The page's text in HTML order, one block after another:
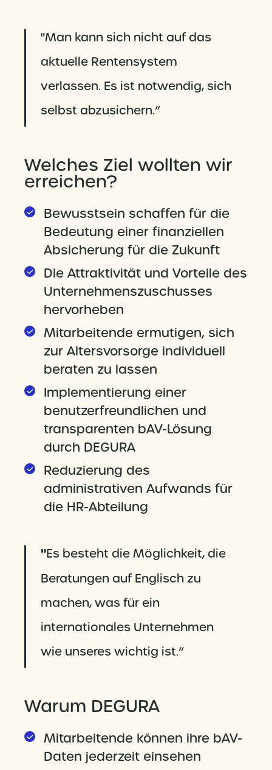
"Man kann sich nicht auf das
aktuelle Rentensystem
verlassen. Es ist notwendig, sich
selbst abzusichern.”
Welches Ziel wollten wir
erreichen?
Bewusstsein schaffen für die
Bedeutung einer finanziellen
Absicherung für die Zukunft
Die Attraktivität und Vorteile des
Unternehmenszuschusses
hervorheben
Mitarbeitende ermutigen, sich
zur Altersvorsorge individuell
beraten zu lassen
Implementierung einer
benutzerfreundlichen und
transparenten bAV-Lösung
durch DEGURA
Reduzierung des
administrativen Aufwands für
die HR-Abteilung
"Es besteht die Möglichkeit, die
Beratungen auf Englisch zu
machen, was für ein
internationales Unternehmen
wie unseres wichtig ist.“
Warum DEGURA
Mitarbeitende können ihre bAV-
Daten jederzeit einsehen